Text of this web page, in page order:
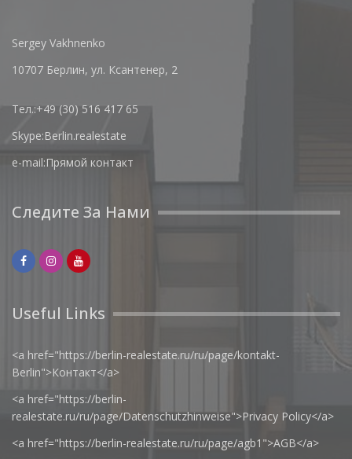
Sergey Vakhnenko
10707 Берлин, ул. Ксантенер, 2
Тел.:+49 (30) 516 417 65
Skype:Berlin.realestate
e-mail:Прямой контакт
Следите За Нами
Useful Links
<a href="https://berlin-realestate.ru/ru/page/kontakt-
Berlin">Контакт</a>
<a href="https://berlin-
realestate.ru/ru/page/Datenschutzhinweise">Privacy Policy</a>
<a href="https://berlin-realestate.ru/ru/page/agb1">AGB</a>